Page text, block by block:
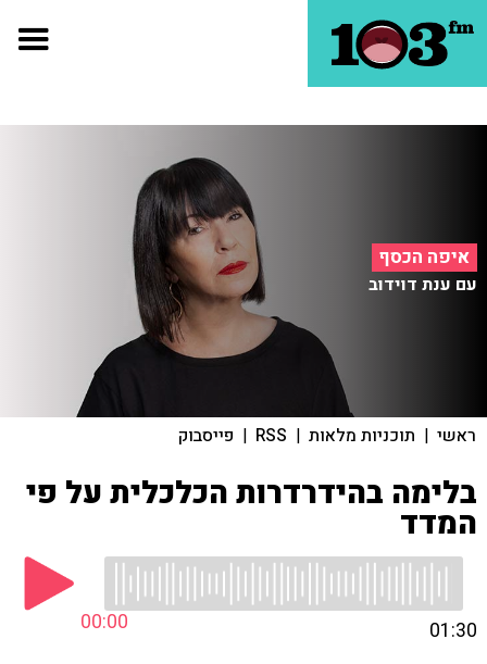
איפה הכסף
עם ענת דוידוב
ראשי | תוכניות מלאות |
RSS
| פייסבוק
בלימה בהידרדרות הכלכלית על פי
המדד
00:00 01:30